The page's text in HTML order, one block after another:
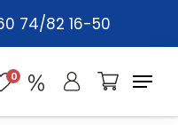
74/82 16-50
0